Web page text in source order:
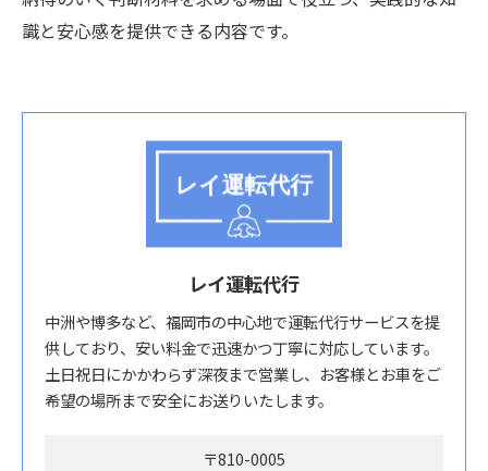
識と安心感を提供できる内容です。
レイ運転代行
中洲や博多など、福岡市の中心地で運転代行サービスを提
供しており、安い料金で迅速かつ丁寧に対応しています。
土日祝日にかかわらず深夜まで営業し、お客様とお車をご
希望の場所まで安全にお送りいたします。
〒810-0005